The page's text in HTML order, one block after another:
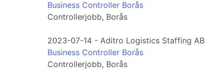
Business Controller Borås
Controllerjobb, Borås
2023-07-14 - Aditro Logistics Staffing AB
Business Controller Borås
Controllerjobb, Borås